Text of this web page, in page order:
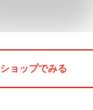
ショップでみる